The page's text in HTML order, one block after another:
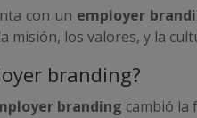
con un employer
misión, los valores, y la
branding?
branding cambió la